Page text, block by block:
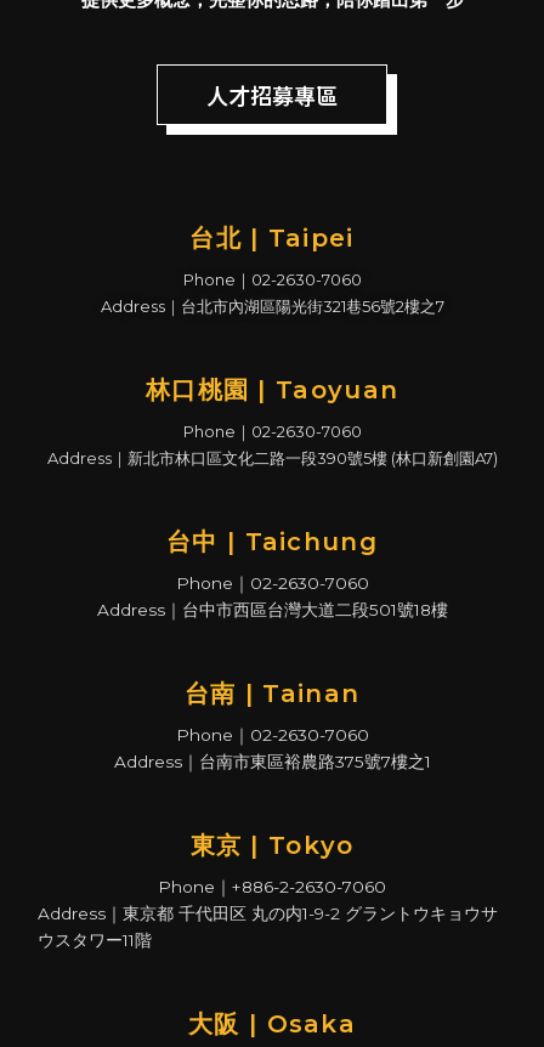
人才招募專區
台北 | Taipei
Phone｜02-2630-7060
Address｜台北市內湖區陽光街321巷56號2樓之7
林口桃園 | Taoyuan
Phone｜02-2630-7060
Address｜新北市林口區文化二路一段390號5樓 (林口新創園A7)
台中 | Taichung
Phone｜02-2630-7060
Address｜台中市西區台灣大道二段501號18樓
台南 | Tainan
Phone｜02-2630-7060
Address｜台南市東區裕農路375號7樓之1
東京 | Tokyo
Phone｜+886-2-2630-7060
Address｜東京都 千代田区 丸の内1-9-2 グラントウキョウサ
ウスタワー11階
大阪 | Osaka